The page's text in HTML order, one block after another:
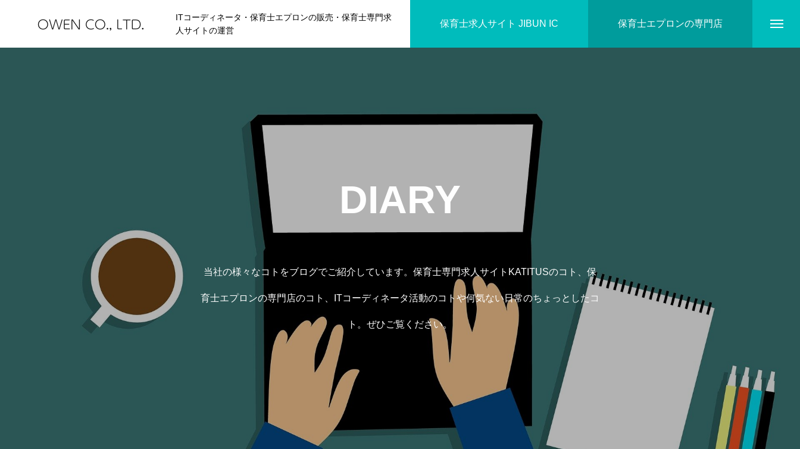
ITコーディネータ・保育士エプロンの販売・保育士専門求
人サイトの運営
保育士求人サイト JIBUN IC 保育士エプロンの専門店
JIBUN IC 保育士専門求人サイト JIBUN IC
保育士エプロンの専門店
PRIVACY POLICY
DIARY
当社の様々なコトをブログでご紹介しています。保育士専門求人サイトKATITUSのコト、保
育士エプロンの専門店のコト、ITコーディネータ活動のコトや何気ない日常のちょっとしたコ
ト。ぜひご覧ください。